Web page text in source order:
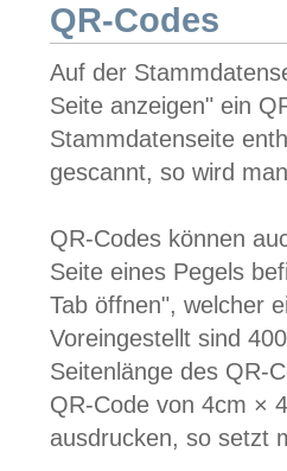
QR-Codes
Auf der
Seite anzeigen" ein
Stammdatenseite
gescannt, so wird
QR-Codes können
Seite eines Pegels
Tab öffnen", welcher
Voreingestellt sind
Seitenlänge des QR-
QR-Code von 4cm ×
ausdrucken, so setzt